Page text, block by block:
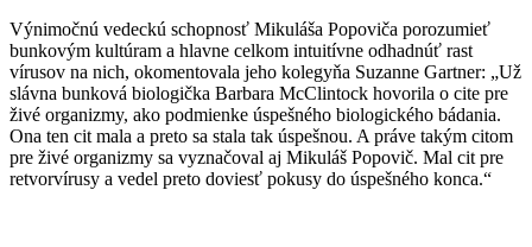
Výnimočnú vedeckú schopnosť Mikuláša Popoviča porozumieť
bunkovým kultúram a hlavne celkom intuitívne odhadnúť rast
vírusov na nich, okomentovala jeho kolegyňa Suzanne Gartner: „Už
slávna bunková biologička Barbara McClintock hovorila o cite pre
živé organizmy, ako podmienke úspešného biologického bádania.
Ona ten cit mala a preto sa stala tak úspešnou. A práve takým citom
pre živé organizmy sa vyznačoval aj Mikuláš Popovič. Mal cit pre
retvorvírusy a vedel preto doviesť pokusy do úspešného konca.“